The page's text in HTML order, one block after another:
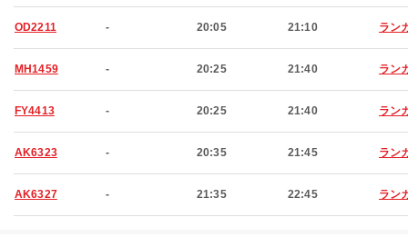
OD2211 - 20:05 21:10 ラン
MH1459 - 20:25 21:40 ラン
FY4413 - 20:25 21:40 ラン
AK6323 - 20:35 21:45 ラン
AK6327 - 21:35 22:45 ラン